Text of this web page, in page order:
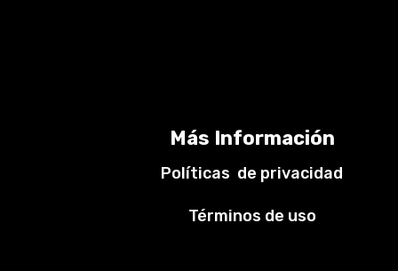
Más Información
Políticas de privacidad
Términos de uso